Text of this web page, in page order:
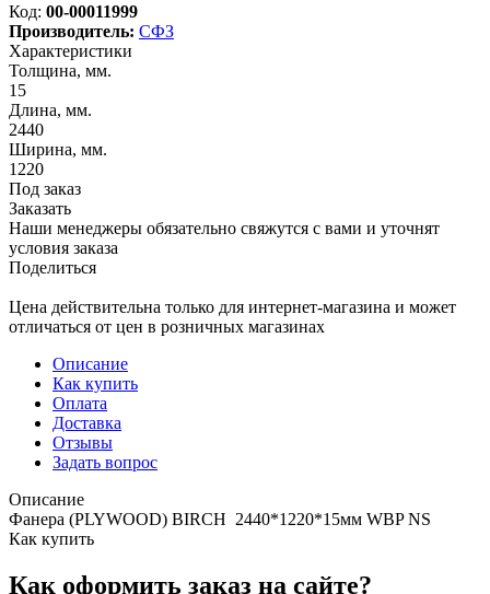
Код: 00-00011999
Производитель: СФЗ
Характеристики
Толщина, мм.
15
Длина, мм.
2440
Ширина, мм.
1220
Под заказ
Заказать
Наши менеджеры обязательно свяжутся с вами и уточнят
условия заказа
Поделиться
Цена действительна только для интернет-магазина и может
отличаться от цен в розничных магазинах
Описание
Как купить
Оплата
Доставка
Отзывы
Задать вопрос
Описание
Фанера (PLYWOOD) BIRCH 2440*1220*15мм WBP NS
Как купить
Как оформить заказ на сайте?